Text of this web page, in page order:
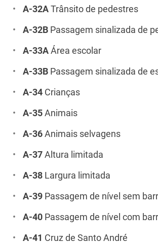
A-32A Trânsito de pedestres
A-32B Passagem sinalizada de
A-33A Área escolar
A-33B Passagem sinalizada de
A-34 Crianças
A-35 Animais
A-36 Animais selvagens
A-37 Altura limitada
A-38 Largura limitada
A-39 Passagem de nível sem
A-40 Passagem de nível com
A-41 Cruz de Santo André